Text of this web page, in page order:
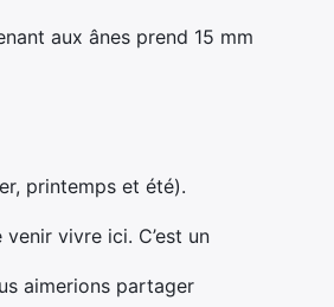
aux ânes prend 15 mm
printemps et été).
vivre ici. C’est un
aimerions partager